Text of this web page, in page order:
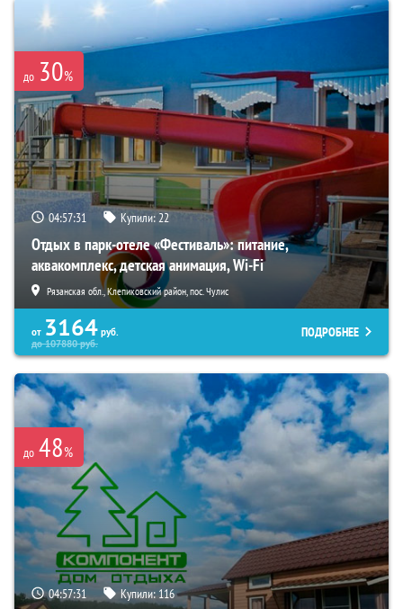
до 30%
04:57:30 Купили:22
Отдых в парк-отеле «Фестиваль»: питание,
аквакомплекс, детская анимация, Wi-Fi
Рязанская обл., Клепиковский район, пос. Чулис
от 3164 руб.
до107880руб.
ПОДРОБНЕЕ
до 48%
04:57:30 Купили: 116